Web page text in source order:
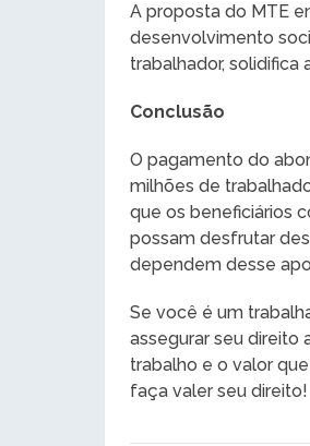
A proposta do MTE
desenvolvimento
trabalhador, solidifica
Conclusão
O pagamento do
milhões de
que os beneficiários
possam desfrutar
dependem desse
Se você é um
assegurar seu direito
trabalho e o valor
faça valer seu direito!